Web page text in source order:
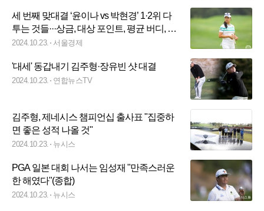
세 번째 맞대결 ‘윤이나 vs 박현경’ 1·2위 다
투는 것들···상금, 대상 포인트, 평균 버디, 톱
10 확률
2024.10.23. 서울경제
'대세' 동갑내기 김주형·장유빈 샷 대결
2024.10.23. 연합뉴스TV
김주형, 제네시스 챔피언십 출사표 "집중하
면 좋은 성적 나올 것"
2024.10.23. 뉴시스
PGA 일본 대회 나서는 임성재 "만족스러운
한 해였다"(종합)
2024.10.23. 뉴시스